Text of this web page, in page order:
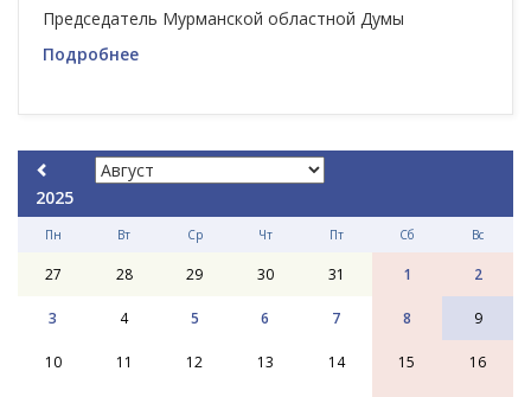
Председатель Мурманской областной Думы
Подробнее
2025
Пн Вт Ср Чт Пт Сб Вс
27 28 29 30 31 1 2
3 4 5 6 7 8 9
10 11 12 13 14 15 16